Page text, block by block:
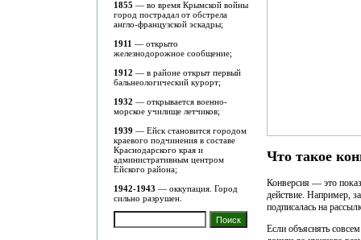
1855 — во время Крымской войны
город пострадал от обстрела
англо-французской эскадры;
1911 — открыто
железнодорожное сообщение;
1912 — в районе открыт первый
бальнеологический курорт;
1932 — открывается военно-
морское училище летчиков;
1939 — Ейск становится городом
краевого подчинения в составе
Краснодарского края и
административным центром
Ейского района;
1942-1943 — оккупация. Город
сильно разрушен.
Что такое
Конверсия — это
действие. Например,
подписалась на
Если объяснять